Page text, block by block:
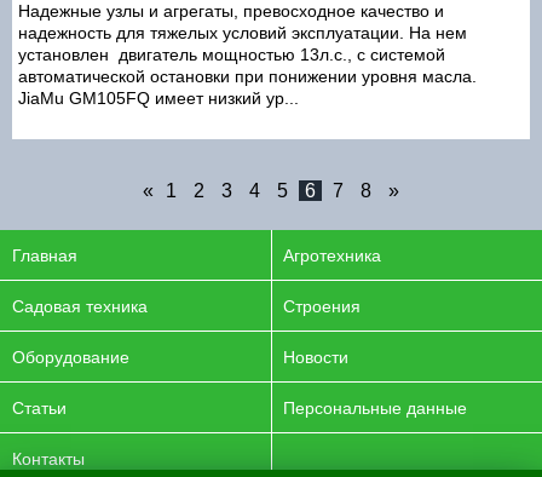
Надежные узлы и агрегаты, превосходное качество и
надежность для тяжелых условий эксплуатации. На нем
установлен двигатель мощностью 13л.с., с системой
автоматической остановки при понижении уровня масла.
JiaMu GM105FQ имеет низкий ур...
« 1 2 3 4 5 6 7 8 »
Главная Агротехника
Садовая техника Строения
Оборудование Новости
Статьи Персональные данные
Контакты